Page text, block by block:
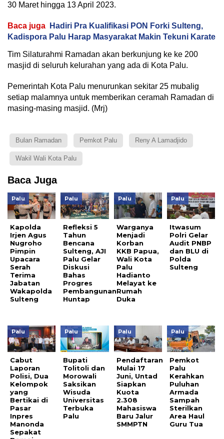
30 Maret hingga 13 April 2023.
Baca juga
Hadiri Pra Kualifikasi PON Forki Sulteng,
Kadispora Palu Harap Masyarakat Makin Tekuni Karate
Tim Silaturahmi Ramadan akan berkunjung ke ke 200
masjid di seluruh kelurahan yang ada di Kota Palu.
Pemerintah Kota Palu menurunkan sekitar 25 mubalig
setiap malamnya untuk memberikan ceramah Ramadan di
masing-masing masjid. (Mrj)
Bulan Ramadan Pemkot Palu Reny A Lamadjido
Wakil Wali Kota Palu
Baca Juga
Palu
Kapolda
Irjen Agus
Nugroho
Pimpin
Upacara
Serah
Terima
Jabatan
Wakapolda
Sulteng
Palu
Refleksi 5
Tahun
Bencana
Sulteng, AJI
Palu Gelar
Diskusi
Bahas
Progres
Pembangunan
Huntap
Palu
Warganya
Menjadi
Korban
KKB Papua,
Wali Kota
Palu
Hadianto
Melayat ke
Rumah
Duka
Palu
Itwasum
Polri Gelar
Audit PNBP
dan BLU di
Polda
Sulteng
Palu
Cabut
Laporan
Polisi, Dua
Kelompok
yang
Bertikai di
Pasar
Inpres
Manonda
Sepakat
Palu
Bupati
Tolitoli dan
Morowali
Saksikan
Wisuda
Universitas
Terbuka
Palu
Palu
Pendaftaran
Mulai 17
Juni, Untad
Siapkan
Kuota
2.308
Mahasiswa
Baru Jalur
SMMPTN
Palu
Pemkot
Palu
Kerahkan
Puluhan
Armada
Sampah
Sterilkan
Area Haul
Guru Tua